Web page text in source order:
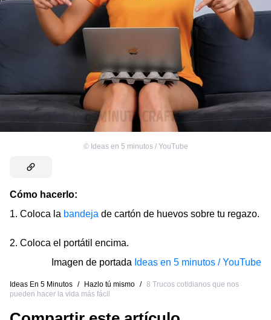
© Ideas en 5 minutos / YouTube
Cómo hacerlo:
1. Coloca la bandeja de cartón de huevos sobre tu regazo.
2. Coloca el portátil encima.
Imagen de portada Ideas en 5 minutos / YouTube
Ideas En 5 Minutos / Hazlo tú mismo / 8 Trucos cotidianos que nos
pueden hacer la vida más fácil